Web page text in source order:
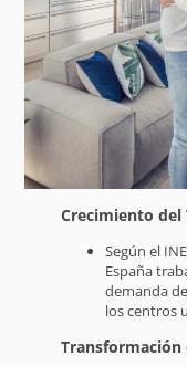
Crecimiento del
Según el
España
demanda
los centros